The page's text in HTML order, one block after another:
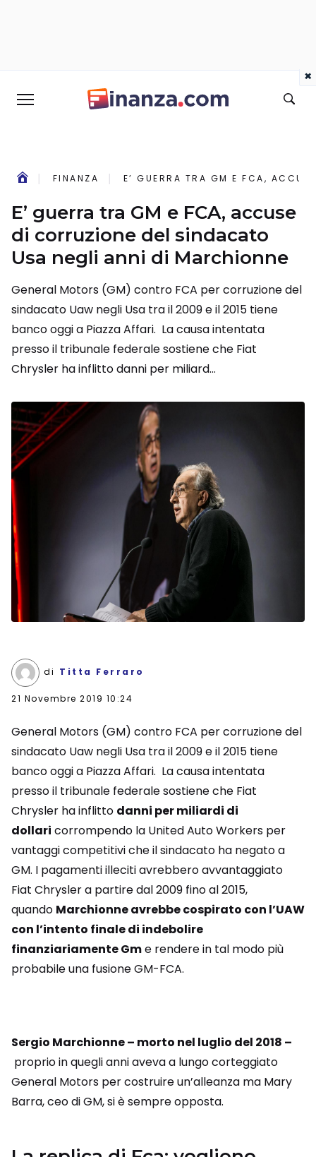
FINANZA E’ GUERRA TRA GM E FCA,
E’ guerra tra GM e FCA, accuse
di corruzione del sindacato
Usa negli anni di Marchionne
General Motors (GM) contro FCA per corruzione del
sindacato Uaw negli Usa tra il 2009 e il 2015 tiene
banco oggi a Piazza Affari. La causa intentata
presso il tribunale federale sostiene che Fiat
Chrysler ha inflitto danni per miliard...
di Titta Ferraro
21 Novembre 2019 10:24
General Motors (GM) contro FCA per corruzione del
sindacato Uaw negli Usa tra il 2009 e il 2015 tiene
banco oggi a Piazza Affari. La causa intentata
presso il tribunale federale sostiene che Fiat
Chrysler ha inflitto danni per miliardi di
dollari corrompendo la United Auto Workers per
vantaggi competitivi che il sindacato ha negato a
GM. I pagamenti illeciti avrebbero avvantaggiato
Fiat Chrysler a partire dal 2009 fino al 2015,
quando Marchionne avrebbe cospirato con l’UAW
con l’intento finale di indebolire
finanziariamente Gme rendere in tal modo più
probabile una fusione GM-FCA.
Sergio Marchionne – morto nel luglio del 2018 –
proprio in quegli anni aveva a lungo corteggiato
General Motors per costruire un’alleanza ma Mary
Barra, ceo di GM, si è sempre opposta.
×